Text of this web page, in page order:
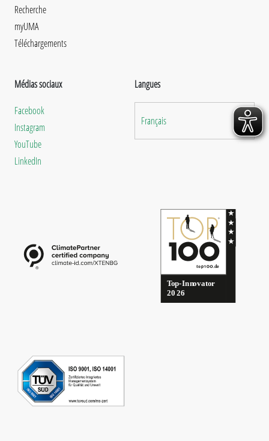
Recherche
myUMA
Téléchargements
Médias sociaux
Facebook
Instagram
YouTube
LinkedIn
Langues
Français